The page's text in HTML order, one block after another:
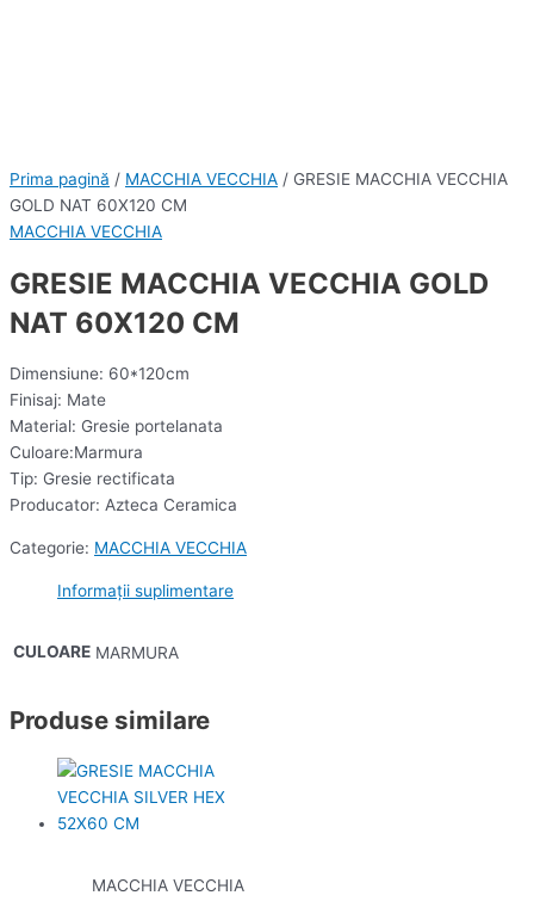
Prima pagină / MACCHIA VECCHIA / GRESIE MACCHIA VECCHIA
GOLD NAT 60X120 CM
MACCHIA VECCHIA
GRESIE MACCHIA VECCHIA GOLD
NAT 60X120 CM
Dimensiune: 60*120cm
Finisaj: Mate
Material: Gresie portelanata
Culoare:Marmura
Tip: Gresie rectificata
Producator: Azteca Ceramica
Categorie: MACCHIA VECCHIA
Informații suplimentare
CULOARE MARMURA
Produse similare
MACCHIA VECCHIA